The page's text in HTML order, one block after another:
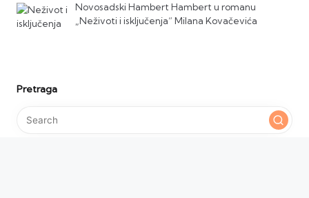
Novosadski Hambert Hambert u romanu
„Neživoti i isključenja“ Milana Kovačevića
Pretraga